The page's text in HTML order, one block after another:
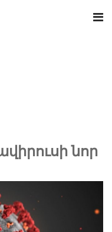
նոր